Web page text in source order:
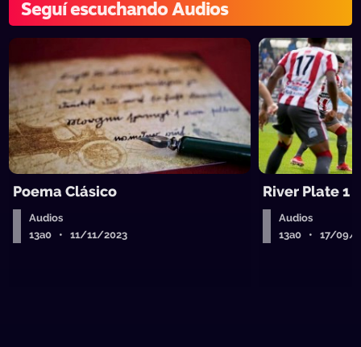
Seguí escuchando Audios
Poema Clásico
Audios
13a0 • 11/11/2023
River Plate 1
Audios
13a0 • 17/09/